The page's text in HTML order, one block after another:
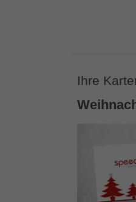
Ihre